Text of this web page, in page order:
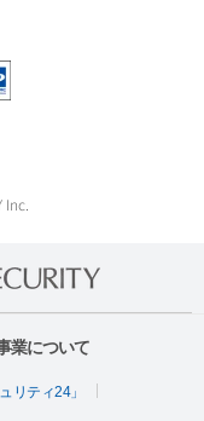
Inc.
業について
リティ24」